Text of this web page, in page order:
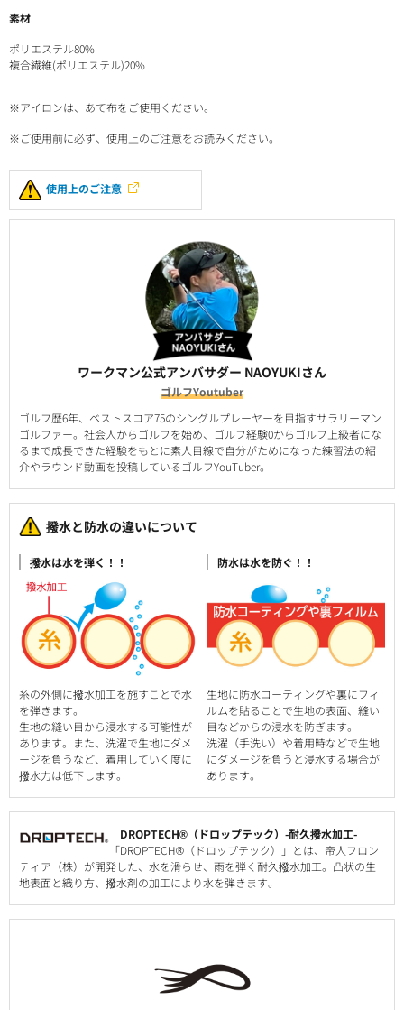
素材
ポリエステル80%
複合繊維(ポリエステル)20%
※アイロンは、あて布をご使用ください。
※ご使用前に必ず、使用上のご注意をお読みください。
使用上のご注意
ワークマン公式アンバサダー NAOYUKIさん
ゴルフYoutuber
ゴルフ歴6年、ベストスコア75のシングルプレーヤーを目指すサラリーマン
ゴルファー。社会人からゴルフを始め、ゴルフ経験0からゴルフ上級者にな
るまで成長できた経験をもとに素人目線で自分がためになった練習法の紹
介やラウンド動画を投稿しているゴルフYouTuber。
撥水と防水の違いについて
撥水は水を弾く！！
糸の外側に撥水加工を施すことで水
を弾きます。
生地の縫い目から浸水する可能性が
あります。また、洗濯で生地にダメ
ージを負うなど、着用していく度に
撥水力は低下します。
防水は水を防ぐ！！
生地に防水コーティングや裏にフィ
ルムを貼ることで生地の表面、縫い
目などからの浸水を防ぎます。
洗濯（手洗い）や着用時などで生地
にダメージを負うと浸水する場合が
あります。
DROPTECH®（ドロップテック）-耐久撥水加工-
「DROPTECH®（ドロップテック）」とは、帝人フロン
ティア（株）が開発した、水を滑らせ、雨を弾く耐久撥水加工。凸状の生
地表面と織り方、撥水剤の加工により水を弾きます。